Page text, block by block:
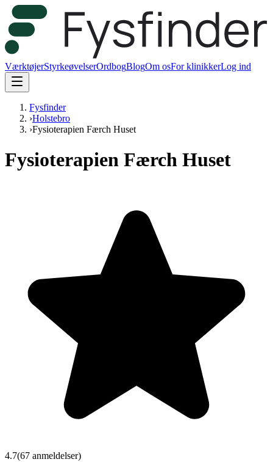
VærktøjerStyrkeøvelserOrdbogBlogOm osFor klinikkerLog ind
Fysfinder
›Holstebro
›Fysioterapien Færch Huset
Fysioterapien Færch Huset
4.7(67 anmeldelser)